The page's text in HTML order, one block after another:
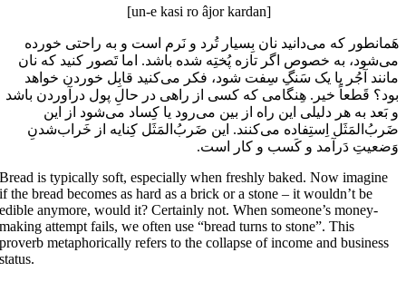
[un-e kasi ro âjor kardan]
هَمانطور که می‌دانید نان بِسیار تُرد و نَرم است و به راحتی خورده
می‌شود، به خصوص اگر تازه پُختِه شده باشد. اما تَصور کنید که نان
مانند آجُر یا یک سَنگِ سِفت شود، فکر می‌کنید قابِل خوردن خواهد
بود؟ قَطعاً خیر. هِنگامی که کسی از راهی در حالِ پول درآوردن باشد
و بَعد به هر دلیلی این راه از بین می‌رود یا کِساد می‌شود از این
ضَربُ‌المَثَل اِستِفاده می‌کنند. این ضَربُ‌المَثَل کِنایه از خَراب‌شدنِ
وَضعیتِ دَرآمد و کَسب و کار است.
Bread is typically soft, especially when freshly baked. Now imagine
if the bread becomes as hard as a brick or a stone – it wouldn’t be
edible anymore, would it? Certainly not. When someone’s money-
making attempt fails, we often use “bread turns to stone”. This
proverb metaphorically refers to the collapse of income and business
status.